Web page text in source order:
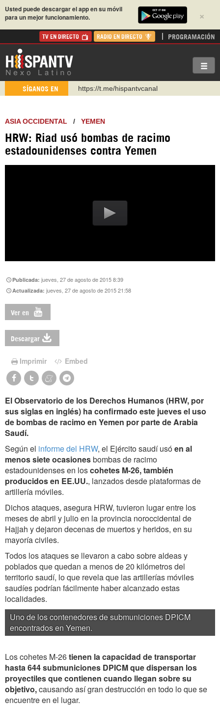
×
Usted puede descargar el app en su móvil
para un mejor funcionamiento.
TV EN DIRECTO RADIO EN DIRECTO PROGRAMACIÓN
SÍGANOS EN https://t.me/hispantvcanal
https://urmedium.com/c/hispantv
Instagram como: hispan_tv
https://www.facebook.com/Nexolatino.Canal
https://www.youtube.com/@nexo_latino
http://twitter.com/nexo_latino
ASIA OCCIDENTAL / YEMEN
HRW: Riad usó bombas de racimo
estadounidenses contra Yemen
Publicada:jueves, 27 de agosto de 2015 8:39
Actualizada:jueves, 27 de agosto de 2015 21:58
Ver en
Descargar
Imprimir Embed
El Observatorio de los Derechos Humanos (HRW, por
sus siglas en inglés) ha confirmado este jueves el uso
de bombas de racimo en Yemen por parte de Arabia
Saudí.
Según el informe del HRW, el Ejército saudí usóen al
menos siete ocasionesbombas de racimo
estadounidenses en loscohetes M-26, también
producidos en EE.UU., lanzados desde plataformas de
artillería móviles.
Dichos ataques, asegura HRW, tuvieron lugar entre los
meses de abril y julio en la provincia noroccidental de
Hajjah y dejaron decenas de muertos y heridos, en su
mayoría civiles.
Todos los ataques se llevaron a cabo sobre aldeas y
poblados que quedan a menos de 20 kilómetros del
territorio saudí, lo que revela que las artillerías móviles
saudíes podrían fácilmente haber alcanzado estas
localidades.
Uno de los contenedores de submuniciones DPICM
encontrados en Yemen.
Los cohetes M-26tienen la capacidad de transportar
hasta 644 submuniciones DPICM que dispersan los
proyectiles que contienen cuando llegan sobre su
objetivo,causando así gran destrucción en todo lo que se
encuentre en el lugar.